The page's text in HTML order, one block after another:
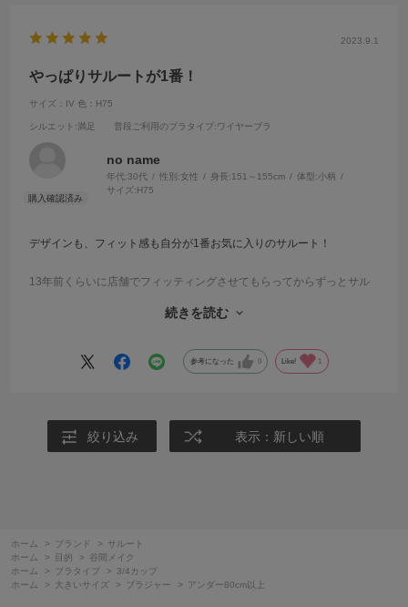
2023.9.1
やっぱりサルートが1番！
サイズ：IV 色：H75
シルエット :満足 普段ご利用のブラタイプ :ワイヤーブラ
no name
年代:30代 性別:女性 身長:151～155cm 体型:小柄
サイズ:H75
デザインも、フィット感も自分が1番お気に入りのサルート！
13年前くらいに店舗でフィッティングさせてもらってからずっとサル
ったりするけど、
サルートはそれが無い気がします。
久々に着てみたらやっぱりホールド感が良いし、
何よりデザインがテンション上げてくれるので本当に最高です！
続きを読む
参考になった 0 Like! 1
絞り込み 表示：新しい順
ホーム > ブランド >
サルート
ホーム
> 目的 >
谷間メイク
ホーム
> ブラタイプ >
3/4カップ
ホーム
> 大きいサイズ > ブラジャー > アンダー80cm以上